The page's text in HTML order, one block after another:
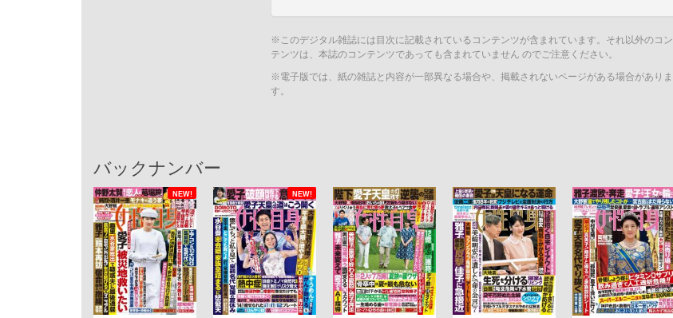
※このデジタル雑誌には目次に記載されているコンテンツが含まれています。それ以外のコン
テンツは、本誌のコンテンツであっても含まれていません のでご注意ください。
※電子版では、紙の雑誌と内容が一部異なる場合や、掲載されないページがある場合がありま
す。
バックナンバー
NEW! NEW!